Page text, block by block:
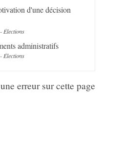
d'une décision
Élections
administratifs
Élections
erreur sur cette page